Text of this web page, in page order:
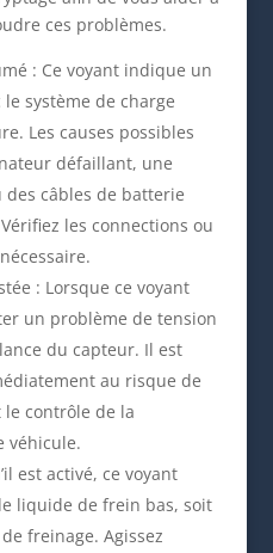
ces problèmes.
: Ce voyant indique un
système de charge
Les causes possibles
défaillant, une
câbles de batterie
les connections ou
: Lorsque ce voyant
un problème de tension
du capteur. Il est
au risque de
contrôle de la
véhicule.
est activé, ce voyant
liquide de frein bas, soit
freinage. Agissez